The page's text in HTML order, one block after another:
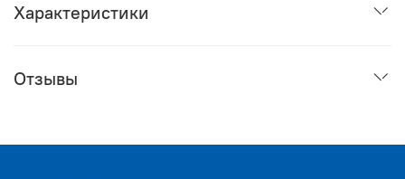
Характеристики
Отзывы